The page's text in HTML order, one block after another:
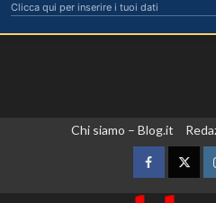
Chi siamo – Blog.it
Facebook
Clicca qui per inserire i tuoi dati